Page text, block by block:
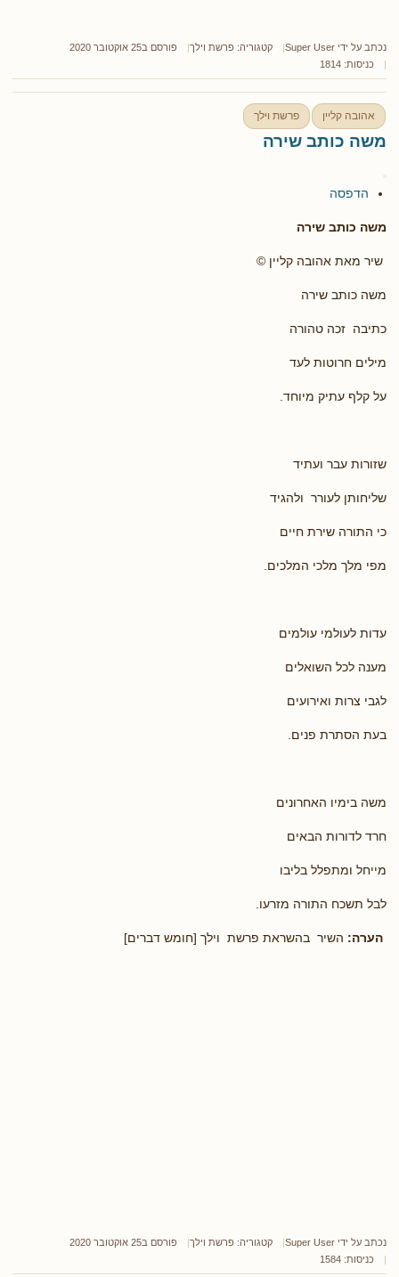
נכתב על ידי Super User קטגוריה: פרשת וילך
פורסם ב25 אוקטובר 2020
כניסות: 1814
אהובה קליין פרשת וילך
משה כותב שירה
הדפסה
משה כותב שירה
שיר מאת אהובה קליין ©
משה כותב שירה
כתיבה זכה טהורה
מילים חרוטות לעד
על קלף עתיק מיוחד.
שזורות עבר ועתיד
שליחותן לעורר ולהגיד
כי התורה שירת חיים
מפי מלך מלכי המלכים.
עדות לעולמי עולמים
מענה לכל השואלים
לגבי צרות ואירועים
בעת הסתרת פנים.
משה בימיו האחרונים
חרד לדורות הבאים
מייחל ומתפלל בליבו
לבל תשכח התורה מזרעו.
הערה: השיר בהשראת פרשת וילך [חומש דברים]
נכתב על ידי Super User קטגוריה: פרשת וילך
פורסם ב25 אוקטובר 2020
כניסות: 1584